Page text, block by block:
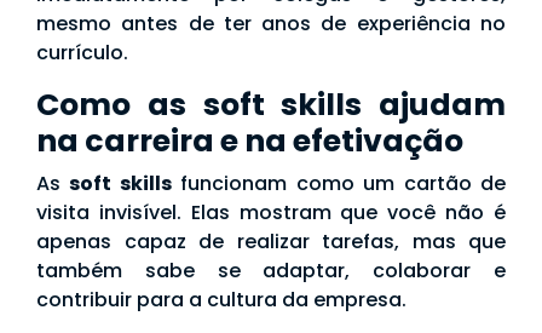
mesmo antes de ter anos de experiência no
currículo.
Como as soft skills ajudam
na carreira e na efetivação
Assoft skillsfuncionam como um cartão de
visita invisível. Elas mostram que você não é
apenas capaz de realizar tarefas, mas que
também sabe se adaptar, colaborar e
contribuir para a cultura da empresa.